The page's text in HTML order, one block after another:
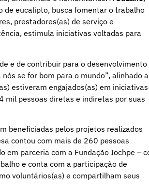
de eucalipto, busca fomentar o trabalho
prestadores(as) de serviço e
estimula iniciativas voltadas para
e de contribuir para o desenvolvimento
se for bom para o mundo”, alinhado a
estiveram engajados(as) em iniciativas
mil pessoas diretas e indiretas por suas
beneficiadas pelos projetos realizados
contou com mais de 260 pessoas
em parceria com a Fundação Iochpe –
e conta com a participação de
voluntários(as) e compartilham seus